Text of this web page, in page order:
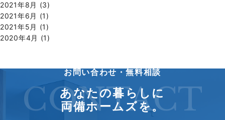
2021年8月 (3)
2021年6月 (1)
2021年5月 (1)
2020年4月 (1)
お問い合わせ・無料相談
CONTACT
あなたの暮らしに
両備ホームズを。